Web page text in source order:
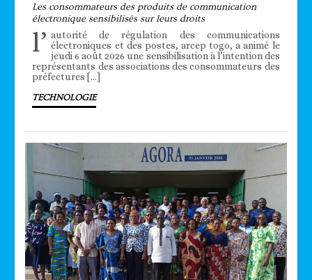
Les consommateurs des produits de communication
électronique sensibilisés sur leurs droits
l’ autorité de régulation des communications
électroniques et des postes, arcep togo, a animé le
jeudi 6 août 2026 une sensibilisation à l’intention des
représentants des associations des consommateurs des
préfectures […]
TECHNOLOGIE